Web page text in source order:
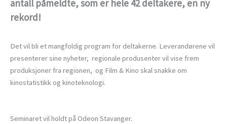
antall påmeldte, som er hele 42 deltakere, en ny
rekord!
Det vil bli et mangfoldig program for deltakerne. Leverandørene vil
presenterer sine nyheter, regionale produsenter vil vise frem
produksjoner fra regionen, og Film & Kino skal snakke om
kinostatistikk og kinoteknologi.
Seminaret vil holdt på Odeon Stavanger.